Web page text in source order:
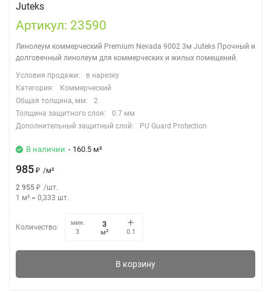
Juteks
Артикул: 23590
Линолеум коммерческий Premium Nevada 9002 3м Juteks Прочный и
долговечный линолеум для коммерческих и жилых помещений.
Условия продажи:
в нарезку
Категория:
Коммерческий
Общая толщина, мм:
2
Толщина защитного слоя:
0.7 мм
Дополнительный защитный слой:
PU Guard Protection
В наличии - 160.5 м²
985 ₽ /м²
2 955 ₽ /шт.
1 м² = 0,333 шт.
Количество:
мин.
3
м² 0.1
В корзину